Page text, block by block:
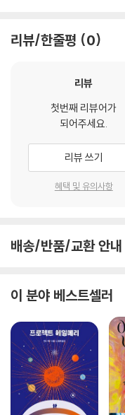
리뷰/한줄평 0
리뷰
첫번째 리뷰어가
되어주세요.
리뷰 쓰기
혜택 및 유의사항
배송/반품/교환 안내
이 분야 베스트셀러